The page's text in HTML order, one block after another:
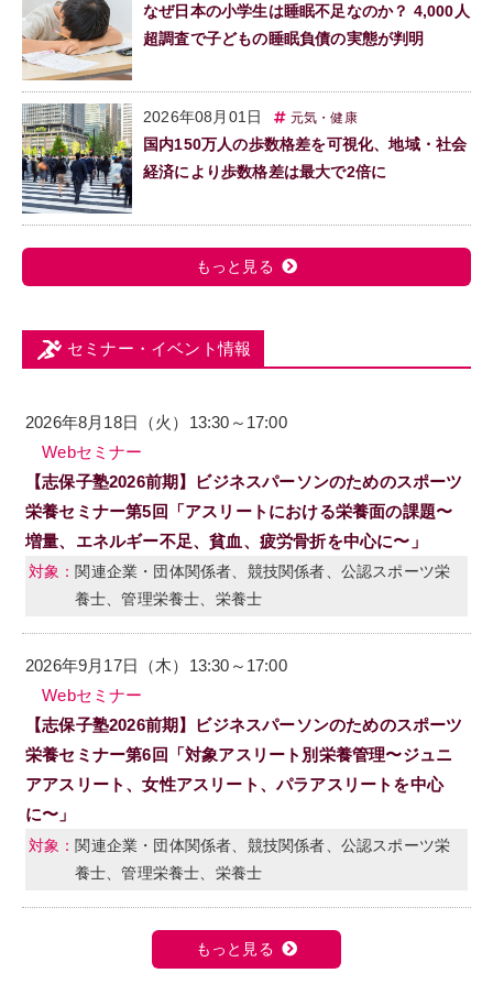
なぜ日本の小学生は睡眠不足なのか？ 4,000人
超調査で子どもの睡眠負債の実態が判明
2026年08月01日 元気・健康
国内150万人の歩数格差を可視化、地域・社会
経済により歩数格差は最大で2倍に
もっと見る
セミナー・イベント情報
2026年8月18日（火）13:30～17:00
Webセミナー
【志保子塾2026前期】ビジネスパーソンのためのスポーツ
栄養セミナー第5回「アスリートにおける栄養面の課題〜
増量、エネルギー不足、貧血、疲労骨折を中心に〜」
関連企業・団体関係者、競技関係者、公認スポーツ栄
養士、管理栄養士、栄養士
2026年9月17日（木）13:30～17:00
Webセミナー
【志保子塾2026前期】ビジネスパーソンのためのスポーツ
栄養セミナー第6回「対象アスリート別栄養管理〜ジュニ
アアスリート、女性アスリート、パラアスリートを中心
に〜」
関連企業・団体関係者、競技関係者、公認スポーツ栄
養士、管理栄養士、栄養士
もっと見る